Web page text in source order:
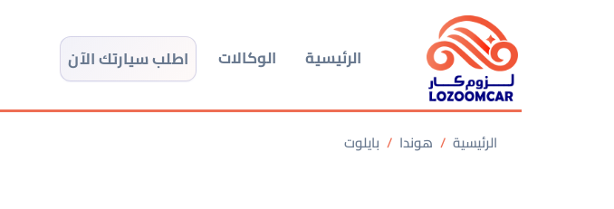
الرئيسية الوكالات اطلب سيارتك الآن
الرئيسية هوندا بايلوت